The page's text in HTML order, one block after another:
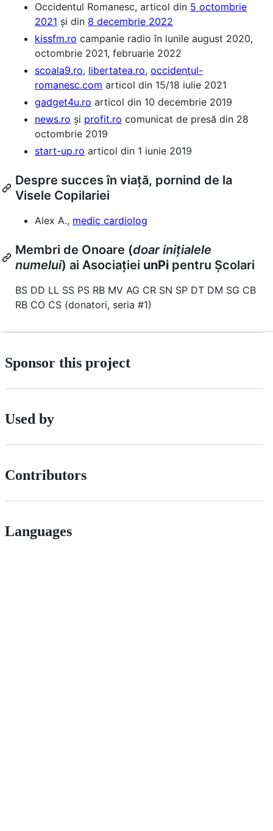
Occidentul Romanesc, articol din 5 octombrie
2021 și din 8 decembrie 2022
kissfm.ro campanie radio în lunile august 2020,
octombrie 2021, februarie 2022
scoala9.ro, libertatea.ro, occidentul-
romanesc.com articol din 15/18 iulie 2021
gadget4u.ro articol din 10 decembrie 2019
news.ro și profit.ro comunicat de presă din 28
octombrie 2019
start-up.ro articol din 1 iunie 2019
Despre succes în viață, pornind de la
Visele Copilariei
Alex A., medic cardiolog
Membri de Onoare (doar inițialele
numelui) ai Asociației unPi pentru Școlari
BS DD LL SS PS RB MV AG CR SN SP DT DM SG CB
RB CO CS (donatori, seria #1)
Sponsor this project
Used by
Contributors
Languages